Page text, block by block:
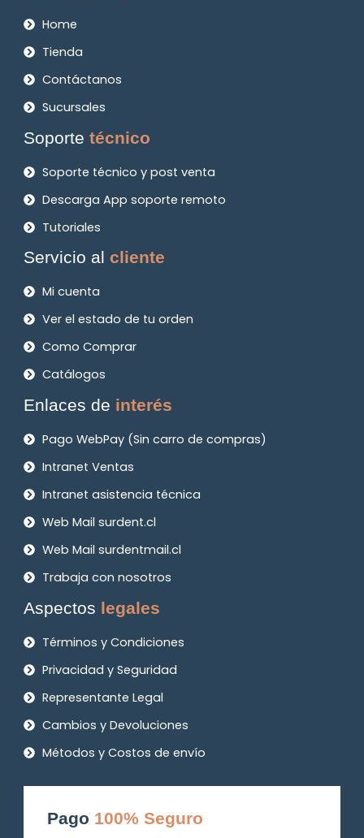
Home
Tienda
Contáctanos
Sucursales
Soportetécnico
Soporte técnico y post venta
Descarga App soporte remoto
Tutoriales
Servicio alcliente
Mi cuenta
Ver el estado de tu orden
Como Comprar
Catálogos
Enlaces de interés
Pago WebPay (Sin carro de compras)
Intranet Ventas
Intranet asistencia técnica
Web Mail surdent.cl
Web Mail surdentmail.cl
Trabaja con nosotros
Aspectos legales
Términos y Condiciones
Privacidad y Seguridad
Representante Legal
Cambios y Devoluciones
Métodos y Costos de envío
Pago 100% Seguro